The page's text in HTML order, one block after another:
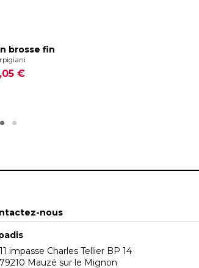
brosse fin
€
nous
11 impasse Charles Tellier BP 14
79210 Mauzé sur le Mignon